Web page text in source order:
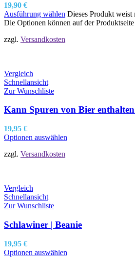
19,90 €
Ausführung wählen Dieses Produkt weist
Die Optionen können auf der
zzgl. Versandkosten
Vergleich
Schnellansicht
Zur Wunschliste
Kann Spuren von Bier enthalten
19,95 €
Optionen auswählen
zzgl. Versandkosten
Vergleich
Schnellansicht
Zur Wunschliste
Schlawiner | Beanie
19,95 €
Optionen auswählen